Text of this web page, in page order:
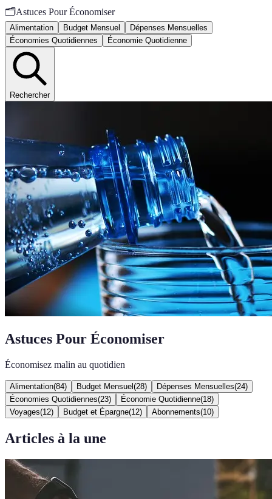
🗂️Astuces Pour Économiser
Alimentation Budget Mensuel
Dépenses Mensuelles
Économies Quotidiennes
Économie Quotidienne
Rechercher
Astuces Pour Économiser
Économisez malin au quotidien
Alimentation(84) Budget Mensuel (28) Dépenses Mensuelles(24)
Économies Quotidiennes(23) Économie Quotidienne(18)
Voyages(12) Budget et Épargne(12) Abonnements(10)
Articles à la une